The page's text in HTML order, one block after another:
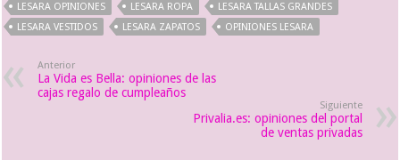
LESARA OPINIONES
LESARA ROPA
LESARA TALLAS GRANDES
LESARA VESTIDOS
LESARA ZAPATOS OPINIONES LESARA
Anterior
La Vida es Bella: opiniones de las
cajas regalo de cumpleaños
Siguiente
Privalia.es: opiniones del portal
de ventas privadas